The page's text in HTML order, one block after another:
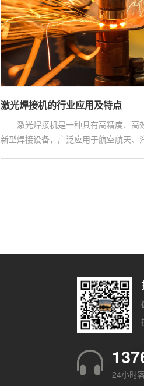
激光焊接机的行业应用及特点
激光焊接机是一种具有高精度、高
新型焊接设备，广泛应用于航空航天、
24小时